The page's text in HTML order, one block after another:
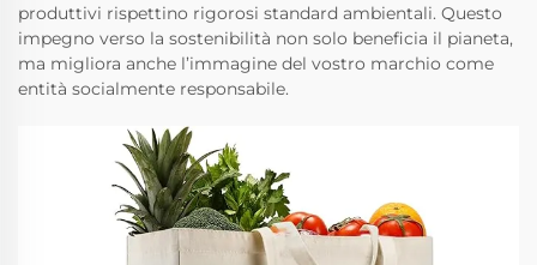
produttivi rispettino rigorosi standard ambientali. Questo
impegno verso la sostenibilità non solo beneficia il pianeta,
ma migliora anche l’immagine del vostro marchio come
entità socialmente responsabile.